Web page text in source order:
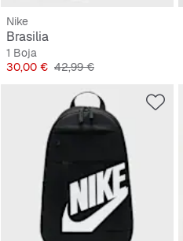
Nike
Brasilia
1 Boja
Cijena
30,00 € Originalna cijena
42,99 €